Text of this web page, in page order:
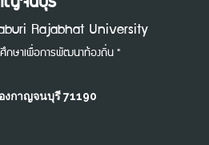
Rajabhat University
กษาเพื่อการพัฒนาท้องถิ่น "
งกาญจนบุรี 71190